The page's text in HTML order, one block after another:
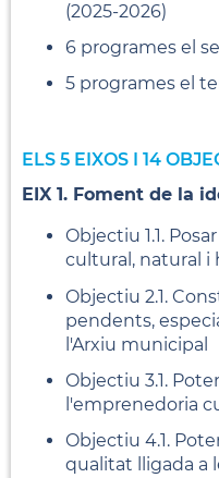
(2025-2026)
6 programes el
5 programes el
ELS 5 EIXOS I 14
EIX 1. Foment de la
Objectiu 1.1.
cultural, natural i
Objectiu 2.1.
pendents,
l'Arxiu municipal
Objectiu 3.1.
l'emprenedoria
Objectiu 4.1.
qualitat lligada a